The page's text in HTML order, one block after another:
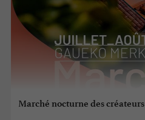
Marché nocturne des créateurs